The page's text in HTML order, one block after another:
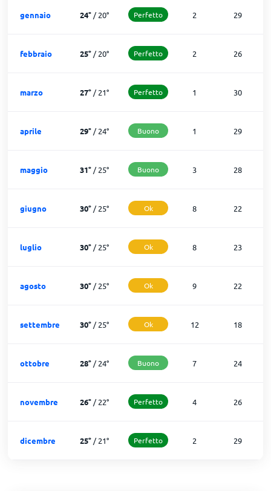
gennaio 24°/20° Perfetto 2 29
febbraio 25°/20° Perfetto 2 26
marzo 27°/21° Perfetto 1 30
aprile 29°/24° Buono 1 29
maggio 31°/25° Buono 3 28
giugno 30°/25° Ok 8 22
luglio 30°/25° Ok 8 23
agosto 30°/25° Ok 9 22
settembre 30°/25° Ok 12 18
ottobre 28°/24° Buono 7 24
novembre 26°/22° Perfetto 4 26
dicembre 25°/21° Perfetto 2 29